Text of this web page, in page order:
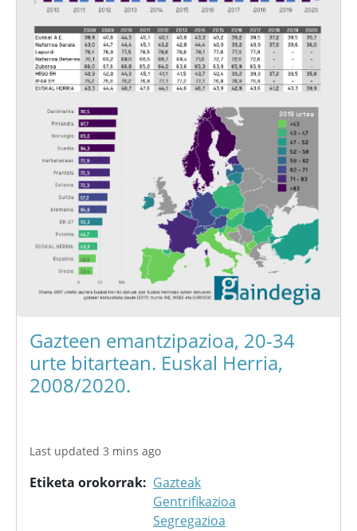
Gazteen emantzipazioa, 20-34
urte bitartean. Euskal Herria,
2008/2020.
Last updated 3 mins ago
Etiketa orokorrak
Gazteak
Gentrifikazioa
Segregazioa